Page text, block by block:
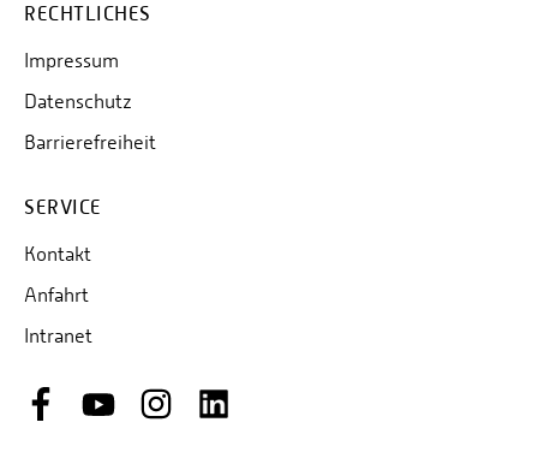
RECHTLICHES
Impressum
Datenschutz
Barrierefreiheit
SERVICE
Kontakt
Anfahrt
Intranet